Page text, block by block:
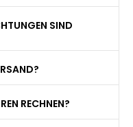
SIND
RECHNEN?